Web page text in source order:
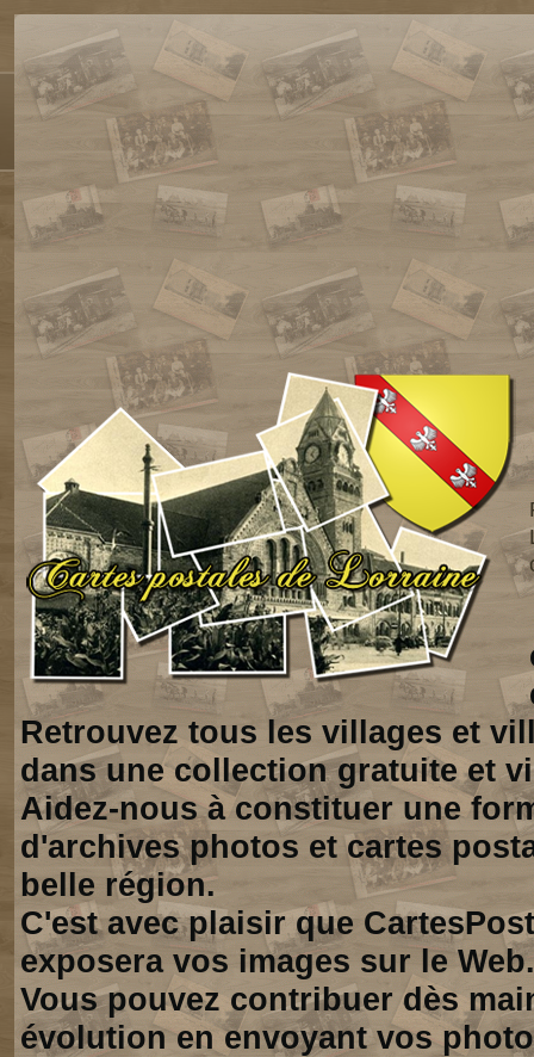
Retrouvez tous les villages et
dans une collection gratuite et
Aidez-nous à constituer une
d'archives photos et cartes
belle région.
C'est avec plaisir que
exposera vos images sur le Web.
Vous pouvez contribuer dès
évolution en envoyant vos